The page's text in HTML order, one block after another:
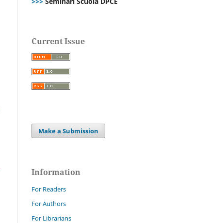
Current Issue
Make a Submission
Information
For Readers
For Authors
For Librarians